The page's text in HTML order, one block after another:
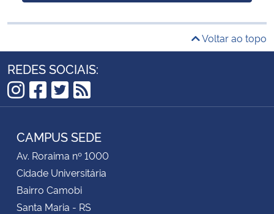
Voltar ao topo
REDES SOCIAIS:
Instagram
Facebook
Twitter
RSS
CAMPUS SEDE
Av. Roraima nº 1000
Cidade Universitária
Bairro Camobi
Santa Maria - RS